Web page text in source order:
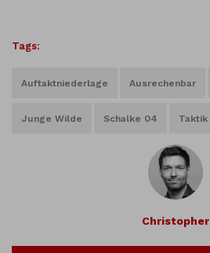
Tags:
Auftaktniederlage Ausrechenbar
Junge Wilde Schalke 04 Taktik
Christopher